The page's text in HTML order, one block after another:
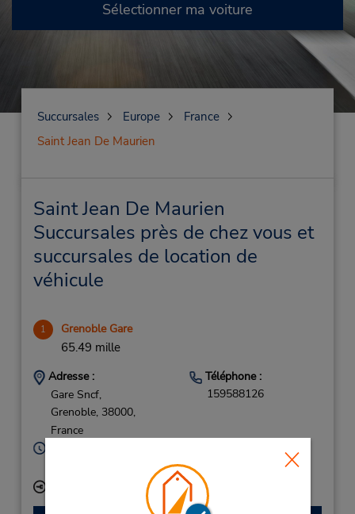
Sélectionner ma voiture
Succursales Europe
France
Saint Jean De Maurien
Saint Jean De Maurien
Succursales près de chez vous et
succursales de location de
véhicule
1 Grenoble Gare
65.49 mille
Adresse :
Gare Sncf,
Grenoble, 38000,
France
Téléphone :
159588126
Mon - Fri 8:00 AM - 2:00 PM
Succursale avec boîte de dépôt des clés